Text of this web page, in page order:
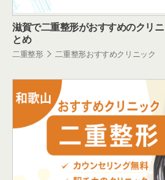
滋賀で二重整形がおすすめのクリ
とめ
二重整形 二重整形おすすめクリニック